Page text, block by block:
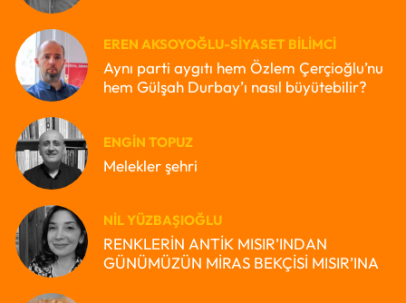
EREN AKSOYOĞLU-SIYASET BILIMCI
Aynı parti aygıtı hem Özlem Çerçioğlu’nu
hem Gülşah Durbay’ı nasıl büyütebilir?
ENGIN TOPUZ
Melekler şehri
NIL YÜZBAŞIOĞLU
RENKLERİN ANTİK MISIR’INDAN
GÜNÜMÜZÜN MİRAS BEKÇİSİ MISIR’INA